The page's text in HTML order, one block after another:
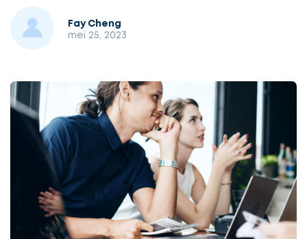
Fay Cheng
mei 25, 2023